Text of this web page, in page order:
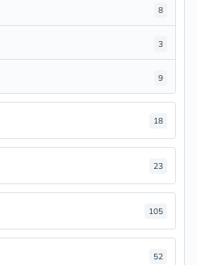
8
3
9
18
23
105
52